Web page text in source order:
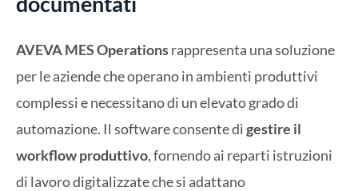
AVEVA MES Operationsrappresenta una soluzione
per le aziende che operano in ambienti produttivi
complessi e necessitano di un elevato grado di
automazione. Il software consente digestire il
workflow produttivo, fornendo ai reparti istruzioni
di lavoro digitalizzate che si adattano